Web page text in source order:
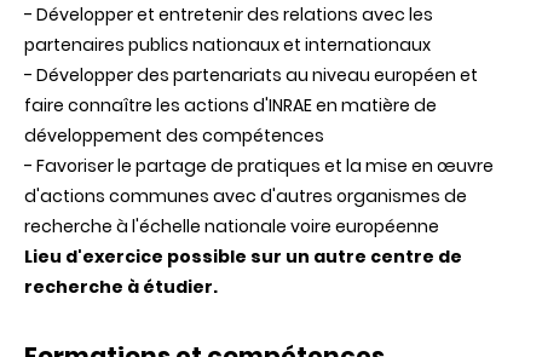
- Développer et entretenir des relations avec les
partenaires publics nationaux et internationaux
- Développer des partenariats au niveau européen et
faire connaître les actions d'INRAE en matière de
développement des compétences
- Favoriser le partage de pratiques et la mise en œuvre
d'actions communes avec d'autres organismes de
recherche à l'échelle nationale voire européenne
Lieu d'exercice possible sur un autre centre de
recherche à étudier.